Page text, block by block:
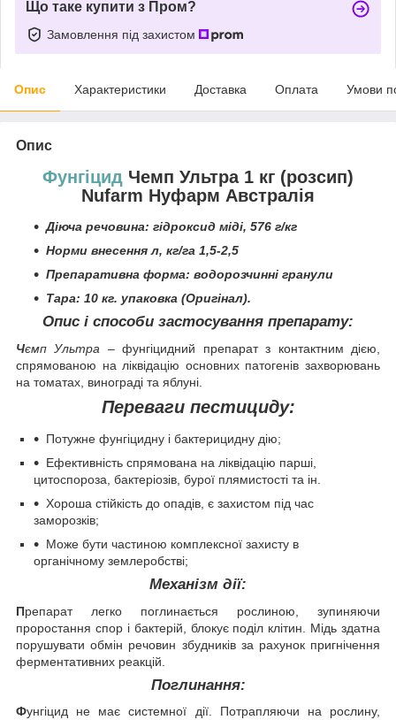
Що таке купити з Пром?
Замовлення під захистом
Опис Характеристики Доставка Оплата Умови
Опис
Фунгіцид Чемп Ультра 1 кг (розсип)
Nufarm Нуфарм Австралія
Діюча речовина: гідроксид міді, 576 г/кг
Норми внесення л, кг/га 1,5-2,5
Препаративна форма: водорозчинні гранули
Тара: 10 кг. упаковка (Оригінал).
Опис і способи застосування препарату:
Чємп Ультра – фунгіцидний препарат з контактним дією,
спрямованою на ліквідацію основних патогенів захворювань
на томатах, винограді та яблуні.
Переваги пестициду:
Потужне фунгіцидну і бактерицидну дію;
Ефективність спрямована на ліквідацію парші,
цитоспороза, бактеріозів, бурої плямистості та ін.
Хороша стійкість до опадів, є захистом під час
заморозків;
Може бути частиною комплексної захисту в
органічному землеробстві;
Механізм дії:
Препарат легко поглинається рослиною, зупиняючи
проростання спор і бактерій, блокує поділ клітин. Мідь здатна
порушувати обмін речовин збудників за рахунок пригнічення
ферментативних реакцій.
Поглинання:
Фунгіцид не має системної дії. Потрапляючи на рослину,